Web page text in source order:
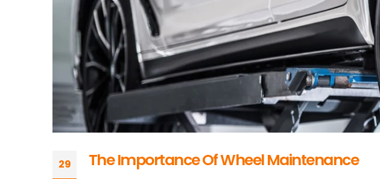
29 The Importance Of Wheel Maintenance